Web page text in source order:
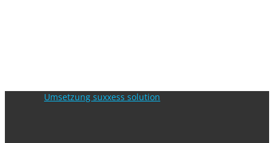
Umsetzung suxxess solution